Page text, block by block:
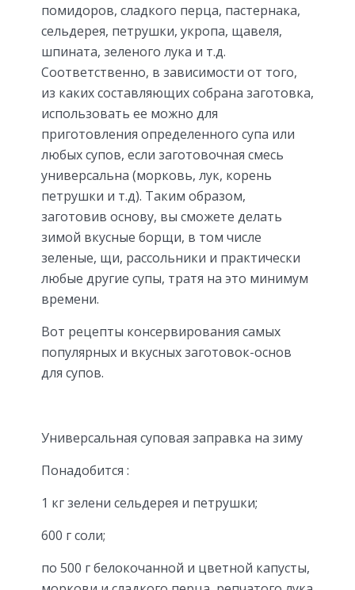
помидоров, сладкого перца, пастернака,
сельдерея, петрушки, укропа, щавеля,
шпината, зеленого лука и т.д.
Соответственно, в зависимости от того,
из каких составляющих собрана заготовка,
использовать ее можно для
приготовления определенного супа или
любых супов, если заготовочная смесь
универсальна (морковь, лук, корень
петрушки и т.д). Таким образом,
заготовив основу, вы сможете делать
зимой вкусные борщи, в том числе
зеленые, щи, рассольники и практически
любые другие супы, тратя на это минимум
времени.
Вот рецепты консервирования самых
популярных и вкусных заготовок-основ
для супов.
Универсальная суповая заправка на зиму
Понадобится :
1 кг зелени сельдерея и петрушки;
600 г соли;
по 500 г белокочанной и цветной капусты,